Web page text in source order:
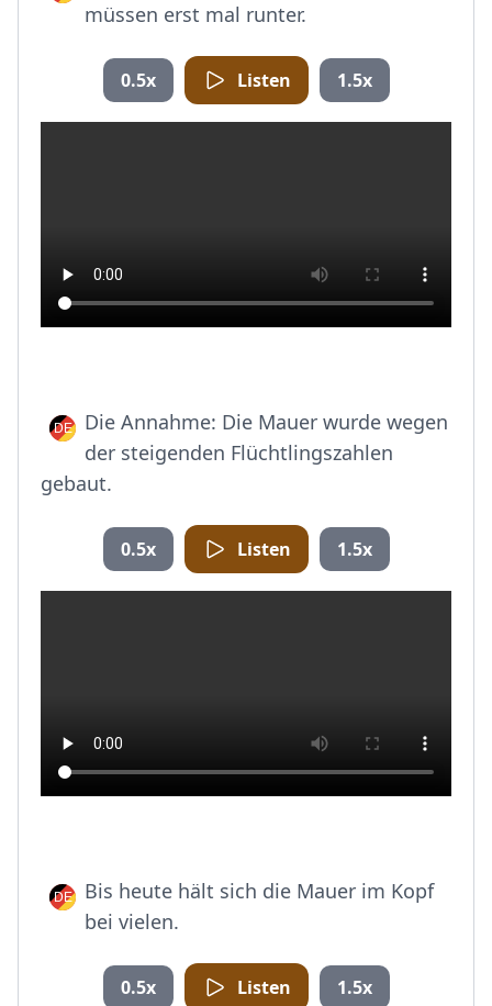
müssen erst mal runter.
0.5x Listen 1.5x
Die Annahme: Die Mauer wurde wegen
der steigenden Flüchtlingszahlen
gebaut.
0.5x Listen 1.5x
Bis heute hält sich die Mauer im Kopf
bei vielen.
0.5x Listen 1.5x